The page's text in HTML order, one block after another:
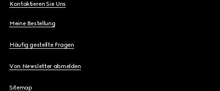
Kontaktieren Sie Uns
Meine Bestellung
Häufig gestellte Fragen
Von Newsletter abmelden
Sitemap